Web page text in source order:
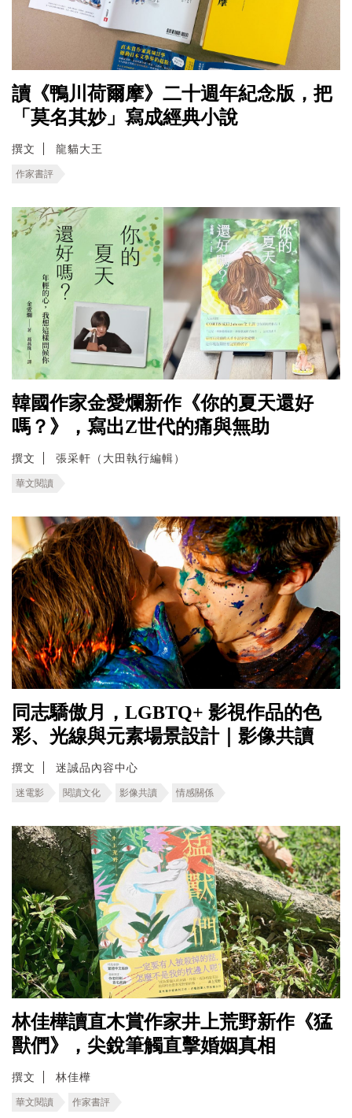
讀《鴨川荷爾摩》二十週年紀念版，把
「莫名其妙」寫成經典小說
撰文 龍貓大王
作家書評
韓國作家金愛爛新作《你的夏天還好
嗎？》，寫出Z世代的痛與無助
撰文 張采軒（大田執行編輯）
華文閱讀
同志驕傲月，LGBTQ+ 影視作品的色
彩、光線與元素場景設計｜影像共讀
撰文 迷誠品內容中心
迷電影 閱讀文化 影像共讀 情感關係
林佳樺讀直木賞作家井上荒野新作《猛
獸們》，尖銳筆觸直擊婚姻真相
撰文 林佳樺
華文閱讀 作家書評